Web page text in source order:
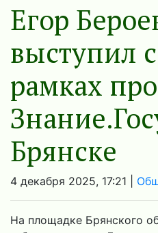
Егор
выступил
рамках
Брянске
4 декабря 2025, 17:21 |
На площадке Брянского